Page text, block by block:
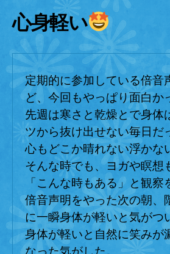
明
の
研
修
へ
の
心身軽い
定期的に参加している倍音
ど、今回もやっぱり面白か
先週は寒さと乾燥とで身体
ツから抜け出せない毎日だ
心もどこか晴れない浮かな
そんな時でも、ヨガや瞑想
「こんな時もある」と観察
倍音声明をやった次の朝、
に一瞬身体が軽いと気がつ
身体が軽いと自然に笑みが